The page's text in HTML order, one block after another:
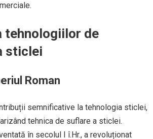
tehnologiilor de
sticlei
Roman
semnificative la tehnologia sticlei,
tehnica de suflare a sticlei.
în secolul I î.Hr., a revoluționat